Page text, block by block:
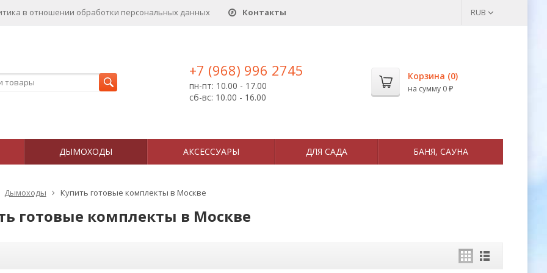
в отношении обработки персональных данныx Контакты RUB
+7 (968) 996 2745
пн-пт: 10.00 - 17.00
сб-вс: 10.00 - 16.00
Корзина (0)
на сумму 0 ₽
ДЫМОХОДЫ АКСЕССУАРЫ ДЛЯ САДА БАНЯ, САУНА
Дымоходы Купить готовые комплекты в Москве
готовые комплекты в Москве